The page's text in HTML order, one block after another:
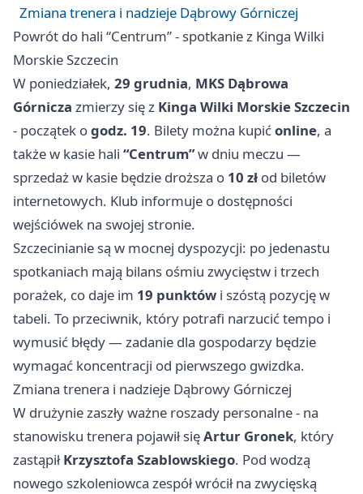
Zmiana trenera i nadzieje Dąbrowy Górniczej
Powrót do hali “Centrum” - spotkanie z Kinga Wilki
Morskie Szczecin
W poniedziałek, 29 grudnia, MKS Dąbrowa
Górnicza zmierzy się z Kinga Wilki Morskie Szczecin
- początek ogodz. 19. Bilety można kupićonline, a
także w kasie hali “Centrum”w dniu meczu —
sprzedaż w kasie będzie droższa o 10 zł od biletów
internetowych. Klub informuje o dostępności
wejściówek na swojej stronie.
Szczecinianie są w mocnej dyspozycji: po jedenastu
spotkaniach mają bilans ośmiu zwycięstw i trzech
porażek, co daje im 19 punktów i szóstą pozycję w
tabeli. To przeciwnik, który potrafi narzucić tempo i
wymusić błędy — zadanie dla gospodarzy będzie
wymagać koncentracji od pierwszego gwizdka.
Zmiana trenera i nadzieje Dąbrowy Górniczej
W drużynie zaszły ważne roszady personalne - na
stanowisku trenera pojawił sięArtur Gronek, który
zastąpiłKrzysztofa Szablowskiego. Pod wodzą
nowego szkoleniowca zespół wrócił na zwycięską